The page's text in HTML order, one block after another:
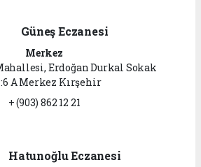
Güneş Eczanesi
Merkez
Erdoğan Durkal Sokak
A Merkez Kırşehir
+ (903) 862 12 21
Hatunoğlu Eczanesi